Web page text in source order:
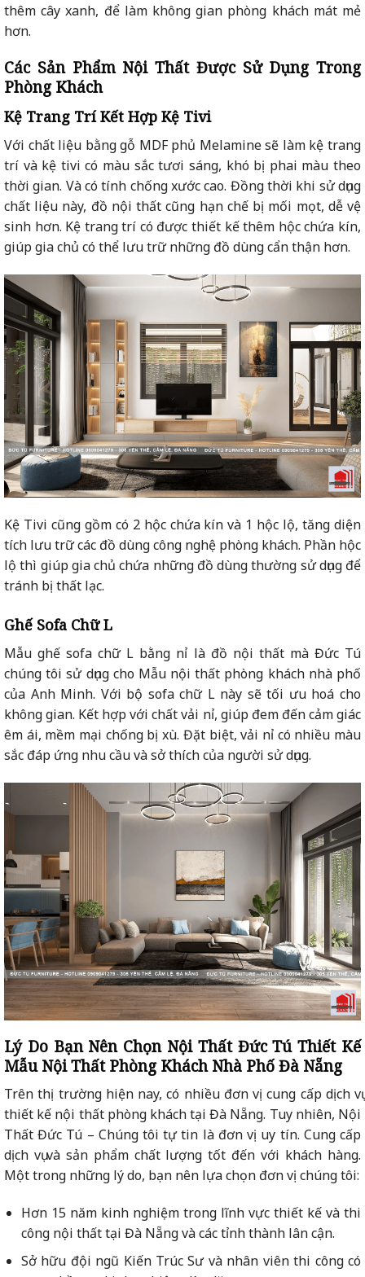
thêm cây xanh, để làm không gian phòng khách mát mẻ
hơn.
Các Sản Phẩm Nội Thất Được Sử Dụng Trong
Phòng Khách
Kệ Trang Trí Kết Hợp Kệ Tivi
Với chất liệu bằng gỗ MDF phủ Melamine sẽ làm kệ trang
trí và kệ tivi có màu sắc tươi sáng, khó bị phai màu theo
thời gian. Và có tính chống xước cao. Đồng thời khi sử dụng
chất liệu này, đồ nội thất cũng hạn chế bị mối mọt, dễ vệ
sinh hơn. Kệ trang trí có được thiết kế thêm hộc chứa kín,
giúp gia chủ có thể lưu trữ những đồ dùng cẩn thận hơn.
Kệ Tivi cũng gồm có 2 hộc chứa kín và 1 hộc lộ, tăng diện
tích lưu trữ các đồ dùng công nghệ phòng khách. Phần hộc
lộ thì giúp gia chủ chứa những đồ dùng thường sử dụng để
tránh bị thất lạc.
Ghế Sofa Chữ L
Mẫu ghế sofa chữ L bằng nỉ là đồ nội thất mà Đức Tú
chúng tôi sử dụng cho Mẫu nội thất phòng khách nhà phố
của Anh Minh. Với bộ sofa chữ L này sẽ tối ưu hoá cho
không gian. Kết hợp với chất vải nỉ, giúp đem đến cảm giác
êm ái, mềm mại chống bị xù. Đặt biệt, vải nỉ có nhiều màu
sắc đáp ứng nhu cầu và sở thích của người sử dụng.
Lý Do Bạn Nên Chọn Nội Thất Đức Tú Thiết Kế
Mẫu Nội Thất Phòng Khách Nhà Phố Đà Nẵng
Trên thị trường hiện nay, có nhiều đơn vị cung cấp dịch vụ
thiết kế nội thất phòng khách tại Đà Nẵng. Tuy nhiên, Nội
Thất Đức Tú – Chúng tôi tự tin là đơn vị uy tín. Cung cấp
dịch vụ và sản phẩm chất lượng tốt đến với khách hàng.
Một trong những lý do, bạn nên lựa chọn đơn vị chúng tôi:
Hơn 15 năm kinh nghiệm trong lĩnh vực thiết kế và thi
công nội thất tại Đà Nẵng và các tỉnh thành lân cận.
Sở hữu đội ngũ Kiến Trúc Sư và nhân viên thi công có